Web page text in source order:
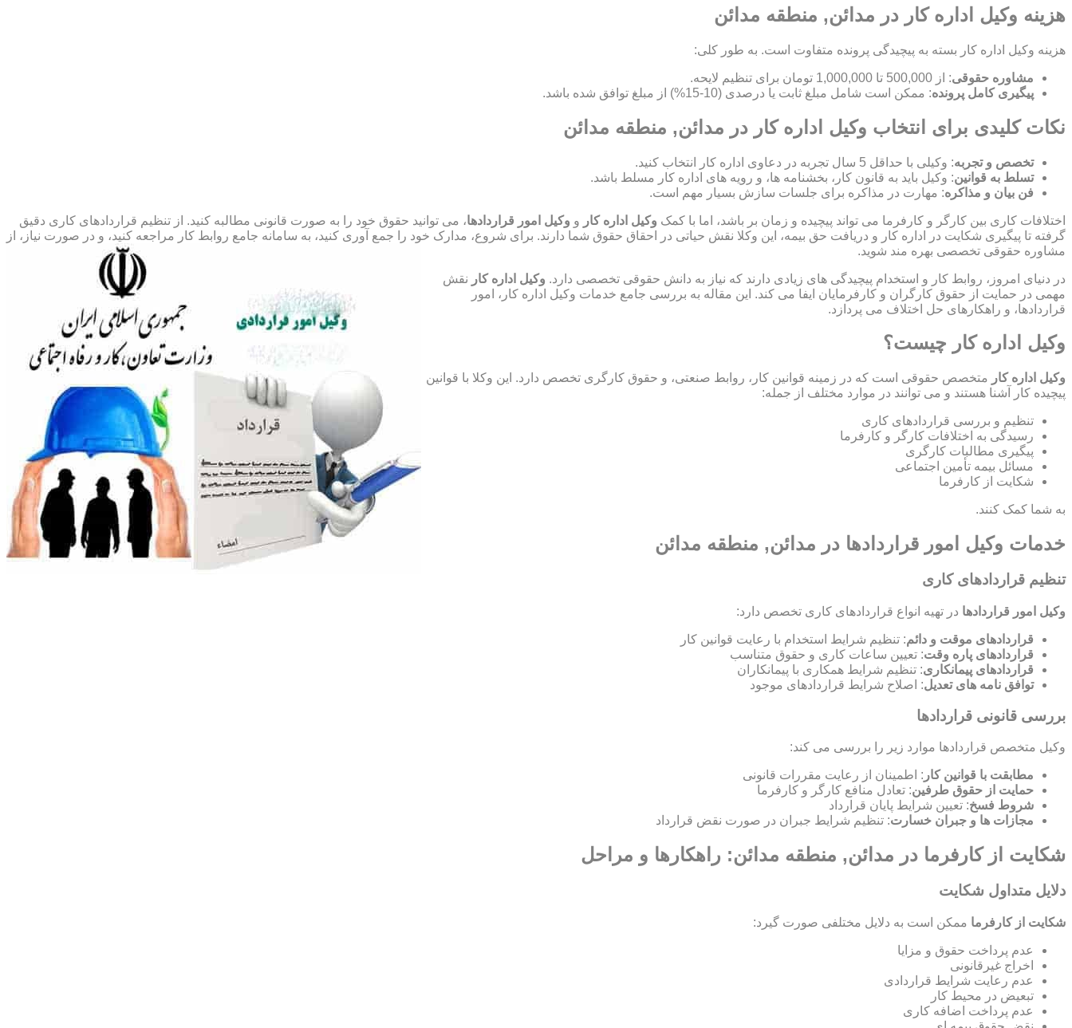
هزینه وکیل اداره کار در مدائن, منطقه مدائن
هزینه وکیل اداره کار بسته به پیچیدگی پرونده متفاوت است. به طور کلی:
مشاوره حقوقی: از 500,000 تا 1,000,000 تومان برای تنظیم لایحه.
پیگیری کامل پرونده: ممکن است شامل مبلغ ثابت یا درصدی (10-15%) از مبلغ توافق شده باشد.
نکات کلیدی برای انتخاب وکیل اداره کار در مدائن, منطقه مدائن
تخصص و تجربه: وکیلی با حداقل 5 سال تجربه در دعاوی اداره کار انتخاب کنید.
تسلط به قوانین: وکیل باید به قانون کار، بخشنامه ها، و رویه های اداره کار مسلط باشد.
فن بیان و مذاکره: مهارت در مذاکره برای جلسات سازش بسیار مهم است.
اختلافات کاری بین کارگر و کارفرما می تواند پیچیده و زمان بر باشد، اما با کمک وکیل اداره کار و وکیل امور قراردادها، می توانید حقوق خود را به صورت قانونی مطالبه کنید. از تنظیم قراردادهای کاری دقیق
گرفته تا پیگیری شکایت در اداره کار و دریافت حق بیمه، این وکلا نقش حیاتی در احقاق حقوق شما دارند. برای شروع، مدارک خود را جمع آوری کنید، به سامانه جامع روابط کار مراجعه کنید، و در صورت نیاز، از
مشاوره حقوقی تخصصی بهره مند شوید.
در دنیای امروز، روابط کار و استخدام پیچیدگی های زیادی دارند که نیاز به دانش حقوقی تخصصی دارد. وکیل اداره کار نقش
مهمی در حمایت از حقوق کارگران و کارفرمایان ایفا می کند. این مقاله به بررسی جامع خدمات وکیل اداره کار، امور
قراردادها، و راهکارهای حل اختلاف می پردازد.
وکیل اداره کار چیست؟
وکیل اداره کار متخصص حقوقی است که در زمینه قوانین کار، روابط صنعتی، و حقوق کارگری تخصص دارد. این وکلا با قوانین
پیچیده کار آشنا هستند و می توانند در موارد مختلف از جمله:
تنظیم و بررسی قراردادهای کاری
رسیدگی به اختلافات کارگر و کارفرما
پیگیری مطالبات کارگری
مسائل بیمه تأمین اجتماعی
شکایت از کارفرما
به شما کمک کنند.
خدمات وکیل امور قراردادها در مدائن, منطقه مدائن
تنظیم قراردادهای کاری
وکیل امور قراردادها در تهیه انواع قراردادهای کاری تخصص دارد:
قراردادهای موقت و دائم: تنظیم شرایط استخدام با رعایت قوانین کار
قراردادهای پاره وقت: تعیین ساعات کاری و حقوق متناسب
قراردادهای پیمانکاری: تنظیم شرایط همکاری با پیمانکاران
توافق نامه های تعدیل: اصلاح شرایط قراردادهای موجود
بررسی قانونی قراردادها
وکیل متخصص قراردادها موارد زیر را بررسی می کند:
مطابقت با قوانین کار : اطمینان از رعایت مقررات قانونی
حمایت از حقوق طرفین: تعادل منافع کارگر و کارفرما
شروط فسخ: تعیین شرایط پایان قرارداد
مجازات ها و جبران خسارت: تنظیم شرایط جبران در صورت نقض قرارداد
شکایت از کارفرما در مدائن, منطقه مدائن: راهکارها و مراحل
دلایل متداول شکایت
شکایت از کارفرما ممکن است به دلایل مختلفی صورت گیرد:
عدم پرداخت حقوق و مزایا
اخراج غیرقانونی
عدم رعایت شرایط قراردادی
تبعیض در محیط کار
عدم پرداخت اضافه کاری